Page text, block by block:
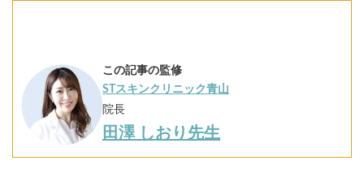
この記事の監修
STスキンクリニック青山
院長
田澤 しおり先生